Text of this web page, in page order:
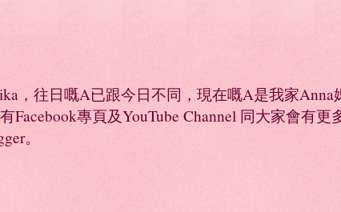
，往日嘅A已跟今日不同，現在嘅A是我家Anna
專頁及YouTube Channel 同大家會有更
。